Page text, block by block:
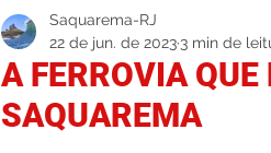
A FERROVIA
SAQUAREMA
Saquarema-RJ
22 de jun. de 2023 3 min de